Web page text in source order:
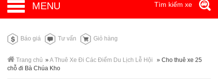
MENU Tìm kiếm xe
Báo giá Tư vấn Giỏ hàng
Trang chủ »A Thuê Xe Đi Các Điểm Du Lịch Lễ Hội » Cho thuê xe 25
chỗ đi Bà Chúa Kho